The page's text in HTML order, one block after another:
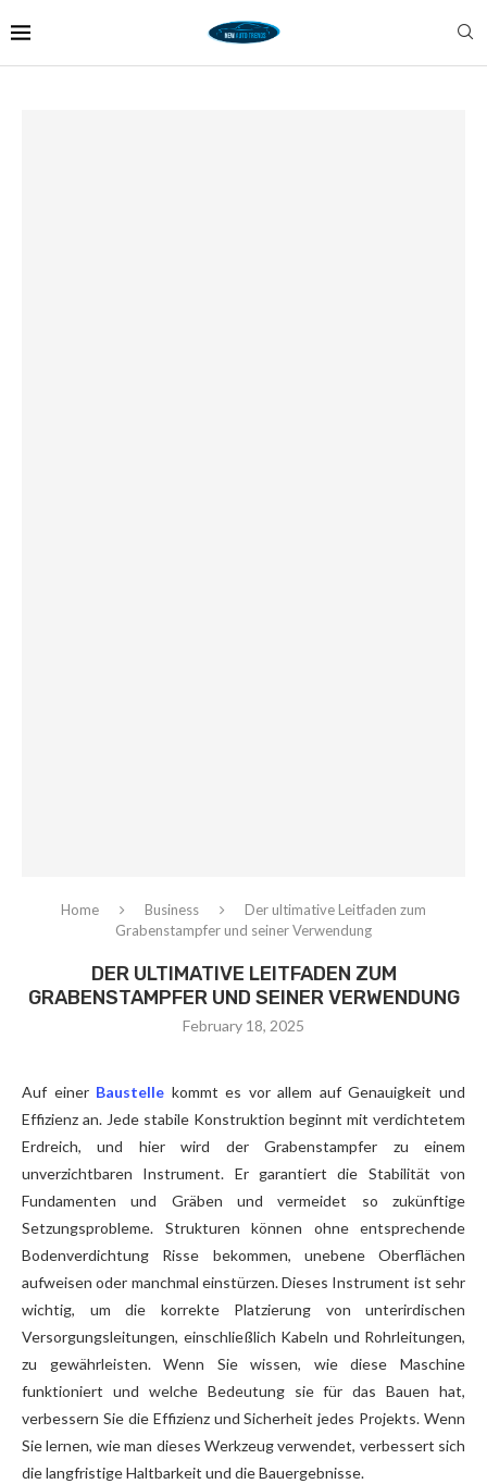
Home Business
Der ultimative Leitfaden zum
Grabenstampfer und seiner Verwendung
DER ULTIMATIVE LEITFADEN ZUM
GRABENSTAMPFER UND SEINER VERWENDUNG
February 18, 2025
Auf einer Baustelle kommt es vor allem auf Genauigkeit und
Effizienz an. Jede stabile Konstruktion beginnt mit verdichtetem
Erdreich, und hier wird der Grabenstampfer zu einem
unverzichtbaren Instrument. Er garantiert die Stabilität von
Fundamenten und Gräben und vermeidet so zukünftige
Setzungsprobleme. Strukturen können ohne entsprechende
Bodenverdichtung Risse bekommen, unebene Oberflächen
aufweisen oder manchmal einstürzen. Dieses Instrument ist sehr
wichtig, um die korrekte Platzierung von unterirdischen
Versorgungsleitungen, einschließlich Kabeln und Rohrleitungen,
zu gewährleisten. Wenn Sie wissen, wie diese Maschine
funktioniert und welche Bedeutung sie für das Bauen hat,
verbessern Sie die Effizienz und Sicherheit jedes Projekts. Wenn
Sie lernen, wie man dieses Werkzeug verwendet, verbessert sich
die langfristige Haltbarkeit und die Bauergebnisse.